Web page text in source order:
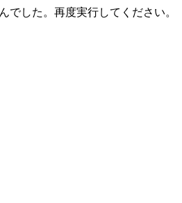
でした。再度実行してください。